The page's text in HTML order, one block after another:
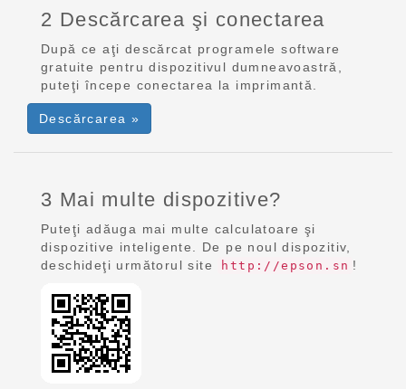
2 Descărcarea şi conectarea
După ce aţi descărcat programele software
gratuite pentru dispozitivul dumneavoastră,
puteţi începe conectarea la imprimantă.
Descărcarea »
3 Mai multe dispozitive?
Puteţi adăuga mai multe calculatoare şi
dispozitive inteligente. De pe noul dispozitiv,
deschideţi următorul site
http://epson.sn !